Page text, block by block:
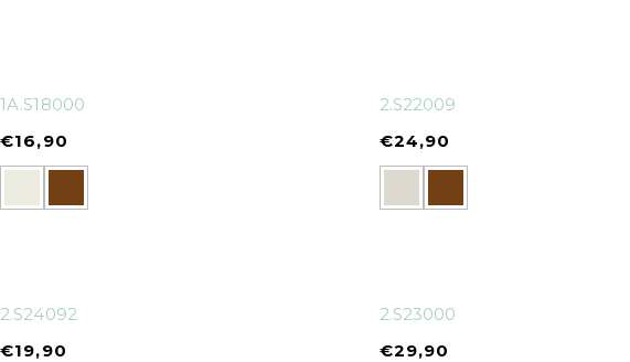
1A.S18000
€16,90
2.S22009
€24,90
2.S24092
€19,90
2.S23000
€29,90